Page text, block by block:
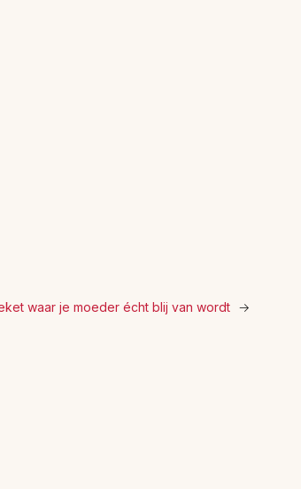
waar je moeder écht blij van wordt →